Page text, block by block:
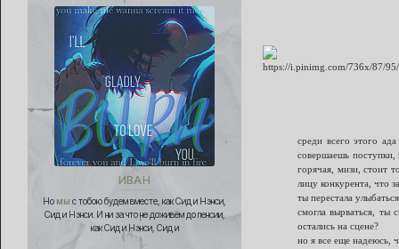
ИВАН
Но мы с тобою будем вместе, как Сид и Нэнси,
Сид и Нэнси. И ни за что не доживём до пенсии,
как Сид и Нэнси, Сид и
среди всего этого
совершаешь поступки,
горячая, мизи, стоит
лицу конкурента, что
ты перестала
смогла вырваться, ты
остались на сцене?
но я все еще надеюсь,